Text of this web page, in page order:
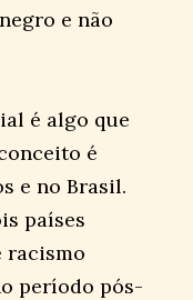
e não
é algo que
é
e no Brasil.
países
racismo
período pós-